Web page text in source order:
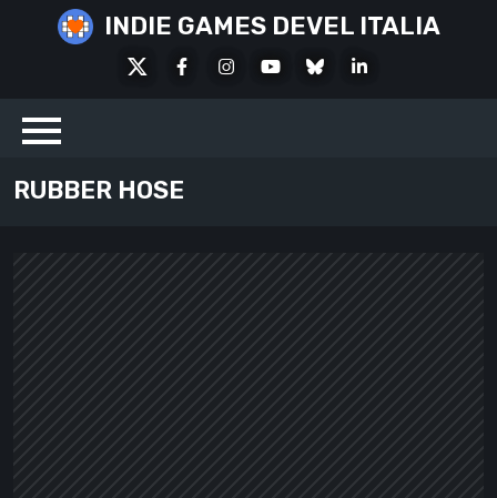
INDIE GAMES DEVEL ITALIA
FacebookInstagramYoutubeBlueskyLinkedIn
RUBBER HOSE